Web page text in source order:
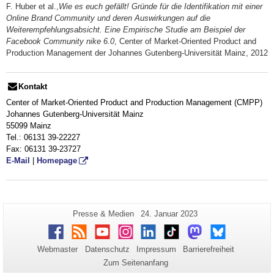
F. Huber et al., Wie es euch gefällt! Gründe für die Identifikation mit einer
Online Brand Community und deren Auswirkungen auf die
Weiterempfehlungsabsicht. Eine Empirische Studie am Beispiel der
Facebook Community nike 6.0 , Center of Market-Oriented Product and
Production Management der Johannes Gutenberg-Universität Mainz, 2012
Kontakt
Center of Market-Oriented Product and Production Management (CMPP)
Johannes Gutenberg-Universität Mainz
55099 Mainz
Tel.: 06131 39-22227
Fax: 06131 39-23727
E-Mail | Homepage
Zusätzliche
Informationen
zu
dieser
Seite
Seiten-
Name:
Presse & Medien
Letzte
Aktualisierung:
24. Januar 2023
Facebook
RSS YoutubeInstagram
LinkedInTikTokMastodonBluesky
Webmaster Datenschutz Impressum
Barrierefreiheit
Zum Seitenanfang